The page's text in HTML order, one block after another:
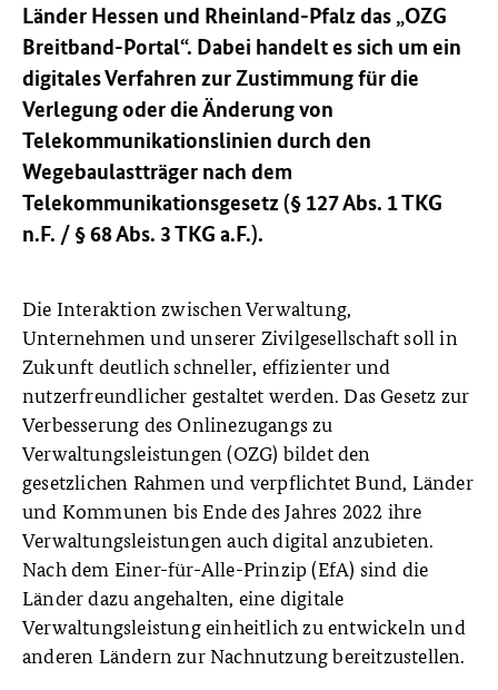
Länder Hessen und Rheinland-Pfalz das „OZG
Breitband-Portal“. Dabei handelt es sich um ein
digitales Verfahren zur Zustimmung für die
Verlegung oder die Änderung von
Telekommunikationslinien durch den
Wegebaulastträger nach dem
Telekommunikationsgesetz (§ 127 Abs. 1 TKG
n.F. / § 68 Abs. 3 TKG a.F.).
Die Interaktion zwischen Verwaltung,
Unternehmen und unserer Zivilgesellschaft soll in
Zukunft deutlich schneller, effizienter und
nutzerfreundlicher gestaltet werden. Das Gesetz zur
Verbesserung des Onlinezugangs zu
Verwaltungsleistungen (OZG) bildet den
gesetzlichen Rahmen und verpflichtet Bund, Länder
und Kommunen bis Ende des Jahres 2022 ihre
Verwaltungsleistungen auch digital anzubieten.
Nach dem Einer-für-Alle-Prinzip (EfA) sind die
Länder dazu angehalten, eine digitale
Verwaltungsleistung einheitlich zu entwickeln und
anderen Ländern zur Nachnutzung bereitzustellen.